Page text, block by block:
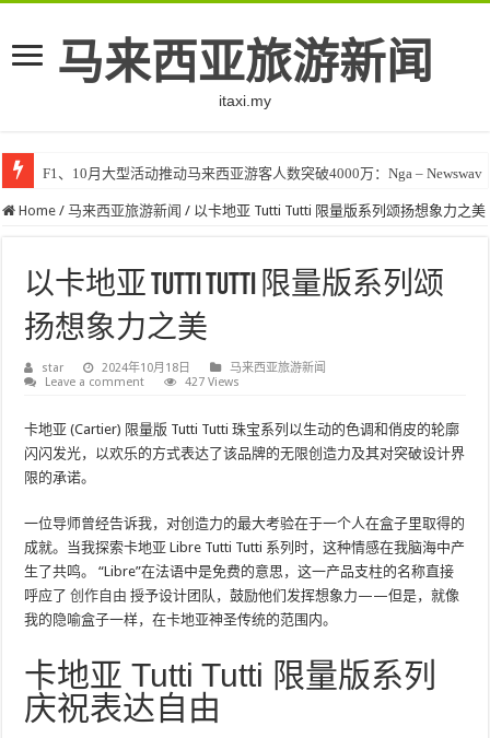
马来西亚旅游新闻
itaxi.my
F1、10月大型活动推动马来西亚游客人数突破4000万：Nga – Newswav
Home / 马来西亚旅游新闻 / 以卡地亚 Tutti Tutti 限量版系列颂扬想象力之美
以卡地亚 Tutti Tutti 限量版系列颂
扬想象力之美
star 2024年10月18日
马来西亚旅游新闻
Leave a comment
427 Views
卡地亚 (Cartier) 限量版 Tutti Tutti 珠宝系列以生动的色调和俏皮的轮廓
闪闪发光，以欢乐的方式表达了该品牌的无限创造力及其对突破设计界
限的承诺。
一位导师曾经告诉我，对创造力的最大考验在于一个人在盒子里取得的
成就。当我探索卡地亚 Libre Tutti Tutti 系列时，这种情感在我脑海中产
生了共鸣。 “Libre”在法语中是免费的意思，这一产品支柱的名称直接
呼应了创作自由 授予设计团队，鼓励他们发挥想象力——但是，就像
我的隐喻盒子一样，在卡地亚神圣传统的范围内。
卡地亚 Tutti Tutti 限量版系列
庆祝表达自由